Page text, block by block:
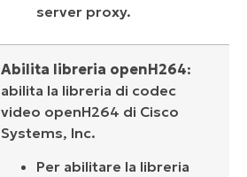
server proxy.
Abilita libreria openH264:
abilita la libreria di codec
video openH264 di Cisco
Systems, Inc.
Per abilitare la libreria